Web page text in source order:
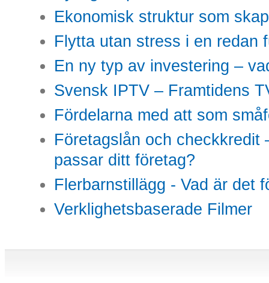
Ekonomisk struktur som
Flytta utan stress i en redan
En ny typ av investering –
Svensk IPTV – Framtidens
Fördelarna med att som
Företagslån och checkkredit
passar ditt företag?
Flerbarnstillägg - Vad är det
Verklighetsbaserade Filmer